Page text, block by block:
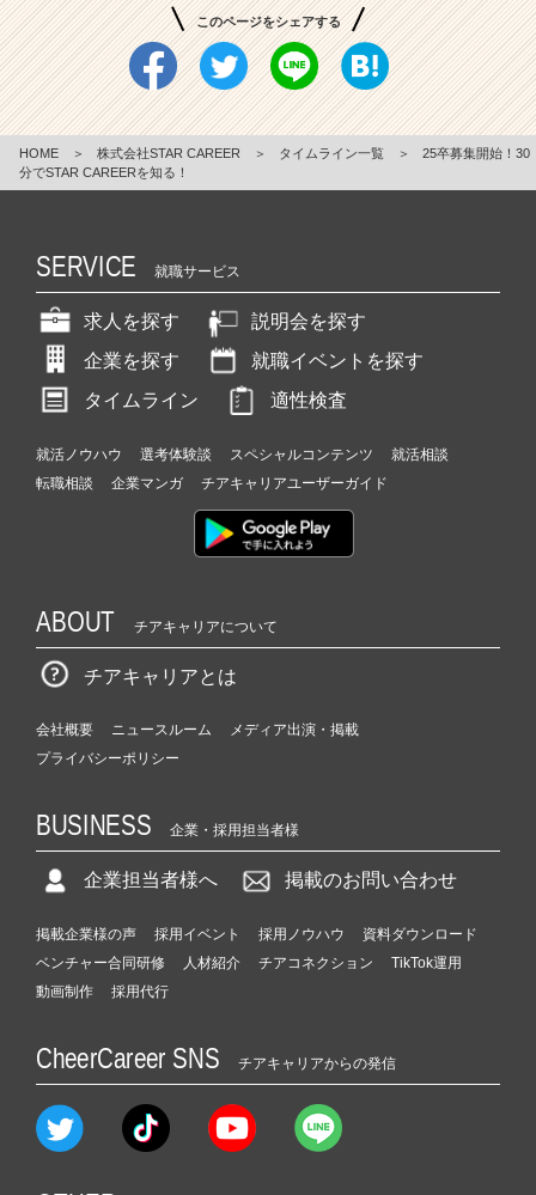
このページをシェアする
HOME ＞ 株式会社STAR CAREER ＞ タイムライン一覧 ＞
25卒募集開始！30
分でSTAR CAREERを知る！
SERVICE 就職サービス
求人を探す
説明会を探す
企業を探す
就職イベントを探す
タイムライン
適性検査
就活ノウハウ 選考体験談 スペシャルコンテンツ
就活相談
転職相談
企業マンガ チアキャリアユーザーガイド
ABOUT チアキャリアについて
チアキャリアとは
会社概要 ニュースルーム
メディア出演・掲載
プライバシーポリシー
BUSINESS 企業・採用担当者様
企業担当者様へ 掲載のお問い合わせ
掲載企業様の声 採用イベント 採用ノウハウ
資料ダウンロード
ベンチャー合同研修
人材紹介 チアコネクション
TikTok運用
動画制作
採用代行
CheerCareer SNS チアキャリアからの発信